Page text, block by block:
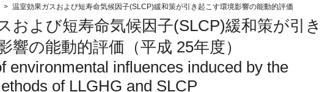
> 温室効果ガスおよび短寿命気候因子(SLCP)緩和策が引き起こす環境影響の能動的評価
および短寿命気候因子(SLCP)緩和策が引き
響の能動的評価（平成 25年度）
environmental influences induced by the
of LLGHG and SLCP